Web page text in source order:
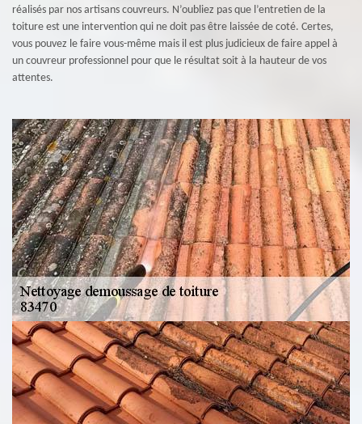
réalisés par nos artisans couvreurs. N’oubliez pas que l’entretien de la
toiture est une intervention qui ne doit pas être laissée de coté. Certes,
vous pouvez le faire vous-même mais il est plus judicieux de faire appel à
un couvreur professionnel pour que le résultat soit à la hauteur de vos
attentes.